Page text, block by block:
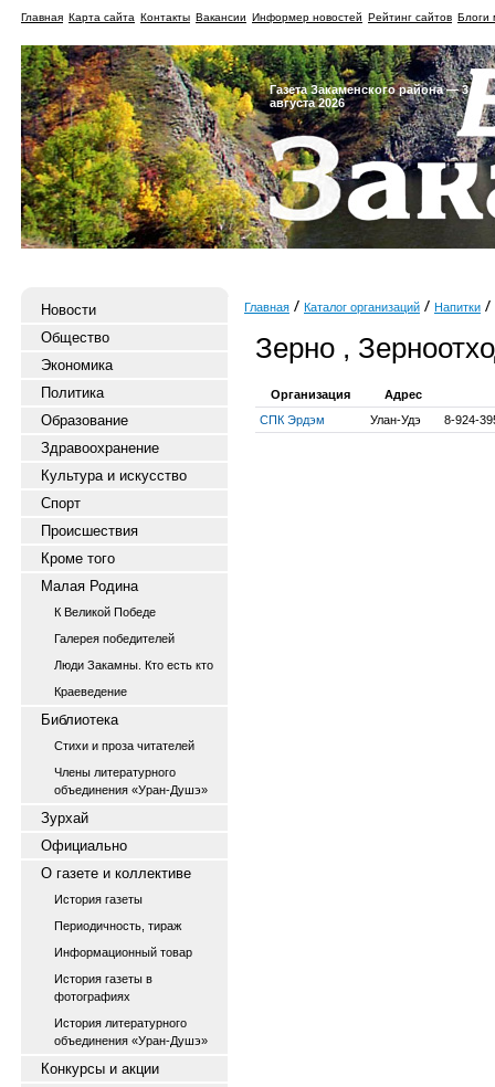
Главная Карта сайта Контакты Вакансии Информер новостей Рейтинг сайтов Блоги
Газета Закаменского района — 3
августа 2026
Новости
Общество
Экономика
Политика
Образование
Здравоохранение
Культура и искусство
Спорт
Происшествия
Кроме того
Малая Родина
К Великой Победе
Галерея победителей
Люди Закамны. Кто есть кто
Краеведение
Библиотека
Стихи и проза читателей
Члены литературного
объединения «Уран-Душэ»
Зурхай
Официально
О газете и коллективе
История газеты
Периодичность, тираж
Информационный товар
История газеты в
фотографиях
История литературного
объединения «Уран-Душэ»
Конкурсы и акции
Главная Каталог организаций Напитки
Зерно ,
Организация
Адрес
СПК Эрдэм
Улан-Удэ 8-924-